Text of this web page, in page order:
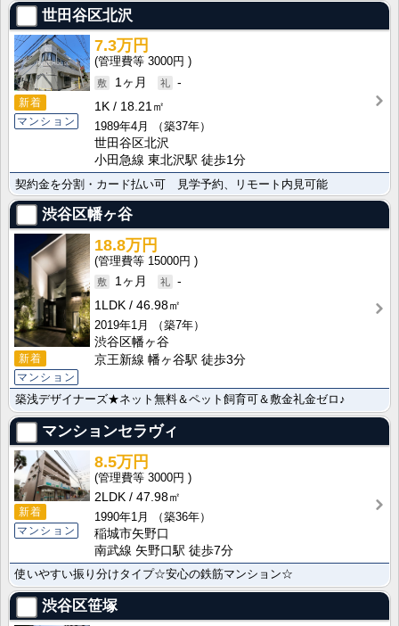
世田谷区北沢
新着
マンション
7.3万円
3000円
1ヶ月
-
1K
18.21㎡
1989年4月
（築37年）
世田谷区北沢
小田急線 東北沢駅 徒歩1分
契約金を分割・カード払い可 見学予約、リモート内見可能
渋谷区幡ヶ谷
新着
マンション
18.8万円
15000円
1ヶ月
-
1LDK
46.98㎡
2019年1月
（築7年）
渋谷区幡ヶ谷
京王新線 幡ヶ谷駅 徒歩3分
築浅デザイナーズ★ネット無料＆ペット飼育可＆敷金礼金ゼロ♪
マンションセラヴィ
新着
マンション
8.5万円
3000円
2LDK
47.98㎡
1990年1月
（築36年）
稲城市矢野口
南武線 矢野口駅 徒歩7分
使いやすい振り分けタイプ☆安心の鉄筋マンション☆
渋谷区笹塚